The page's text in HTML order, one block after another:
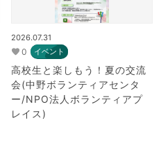
2026.07.31
0 イベント
高校生と楽しもう！夏の交流
会(中野ボランティアセンタ
ー/NPO法人ボランティアプ
レイス)